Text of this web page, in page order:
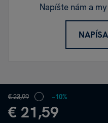
Napíšte nám a
€ 23,99
€ 21,59
−10%